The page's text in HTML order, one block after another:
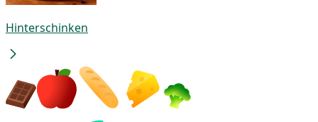
Hinterschinken